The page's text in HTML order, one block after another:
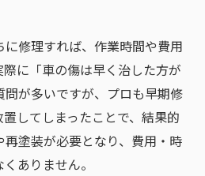
に修理すれば、作業時間や費用
に「車の傷は早く治した方が
が多いですが、プロも早期修
してしまったことで、結果的
塗装が必要となり、費用・時
ありません。